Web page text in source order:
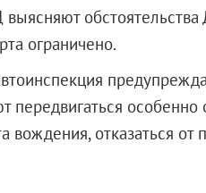
ограничено.
передвигаться
вождения, отказаться